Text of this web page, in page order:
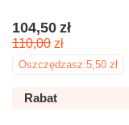
104,50 zł
110,00 zł
Oszczędzasz:5,50 zł
Rabat